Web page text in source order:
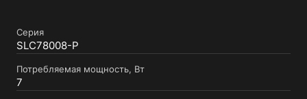
Серия
SLC78008-P
Потребляемая мощность, Вт
7